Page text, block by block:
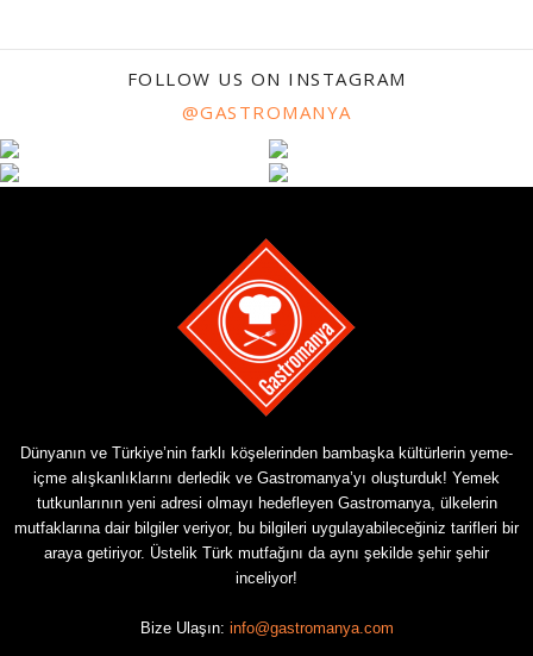
FOLLOW US ON INSTAGRAM
@GASTROMANYA
Dünyanın ve Türkiye’nin farklı köşelerinden bambaşka kültürlerin yeme-
içme alışkanlıklarını derledik ve Gastromanya’yı oluşturduk! Yemek
tutkunlarının yeni adresi olmayı hedefleyen Gastromanya, ülkelerin
mutfaklarına dair bilgiler veriyor, bu bilgileri uygulayabileceğiniz tarifleri bir
araya getiriyor. Üstelik Türk mutfağını da aynı şekilde şehir şehir
inceliyor!
Bize Ulaşın: info@gastromanya.com